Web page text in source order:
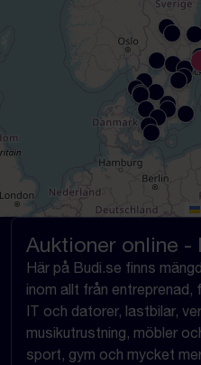
Auktioner online -
Här på Budi.se finns
inom allt från
IT och datorer, lastbilar,
musikutrustning, möbler
sport, gym och mycket